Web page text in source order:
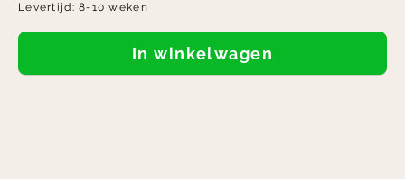
Levertijd:8-10 weken
In winkelwagen